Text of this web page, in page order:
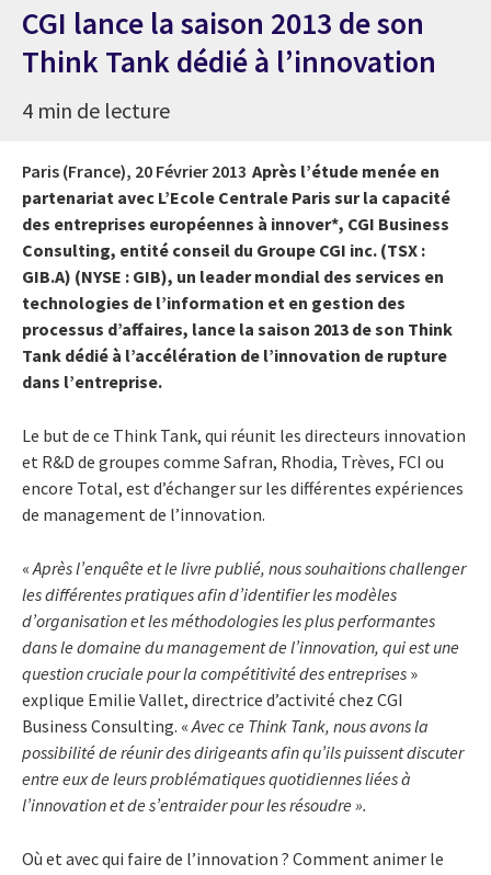
CGI lance la saison 2013 de son
Think Tank dédié à l’innovation
4 min de lecture
Paris (France), 20 Février 2013 Après l’étude menée en
partenariat avec L’Ecole Centrale Paris sur la capacité
des entreprises européennes à innover*, CGI Business
Consulting, entité conseil du Groupe CGI inc. (TSX :
GIB.A) (NYSE : GIB), un leader mondial des services en
technologies de l’information et en gestion des
processus d’affaires, lance la saison 2013 de son Think
Tank dédié à l’accélération de l’innovation de rupture
dans l’entreprise.
Le but de ce Think Tank, qui réunit les directeurs innovation
et R&D de groupes comme Safran, Rhodia, Trèves, FCI ou
encore Total, est d’échanger sur les différentes expériences
de management de l’innovation.
« Après l’enquête et le livre publié, nous souhaitions challenger
les différentes pratiques afin d’identifier les modèles
d’organisation et les méthodologies les plus performantes
dans le domaine du management de l’innovation, qui est une
question cruciale pour la compétitivité des entreprises »
explique Emilie Vallet, directrice d’activité chez CGI
Business Consulting. « Avec ce Think Tank, nous avons la
possibilité de réunir des dirigeants afin qu’ils puissent discuter
entre eux de leurs problématiques quotidiennes liées à
l’innovation et de s’entraider pour les résoudre ».
Où et avec qui faire de l’innovation ? Comment animer le